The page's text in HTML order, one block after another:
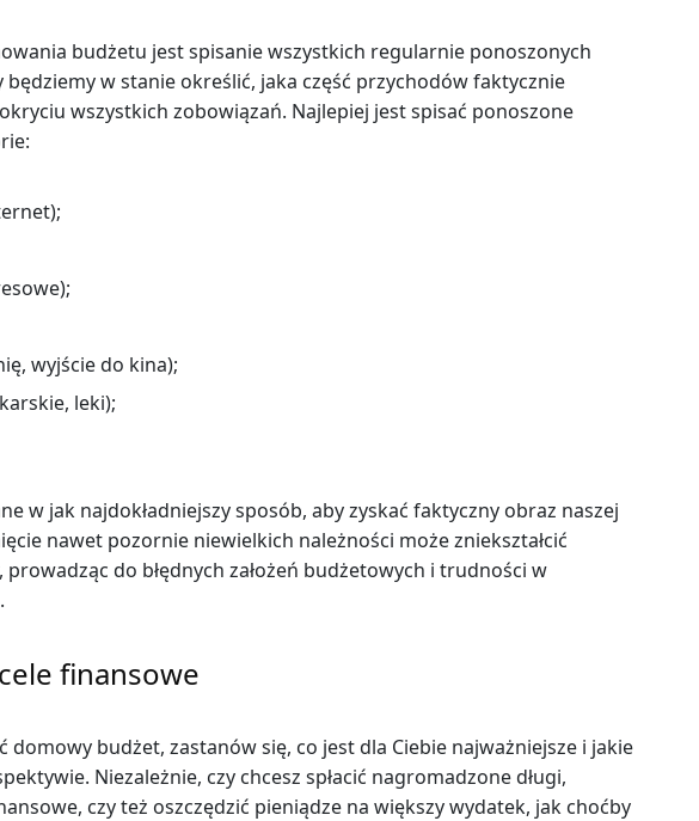
budżetu jest spisanie wszystkich regularnie ponoszonych
w stanie określić, jaka część przychodów faktycznie
wszystkich zobowiązań. Najlepiej jest spisać ponoszone
wyjście do kina);
leki);
w jak najdokładniejszy sposób, aby zyskać faktyczny obraz naszej
nawet pozornie niewielkich należności może zniekształcić
do błędnych założeń budżetowych i trudności w
finansowe
domowy budżet, zastanów się, co jest dla Ciebie najważniejsze i jakie
Niezależnie, czy chcesz spłacić nagromadzone długi,
czy też oszczędzić pieniądze na większy wydatek, jak choćby